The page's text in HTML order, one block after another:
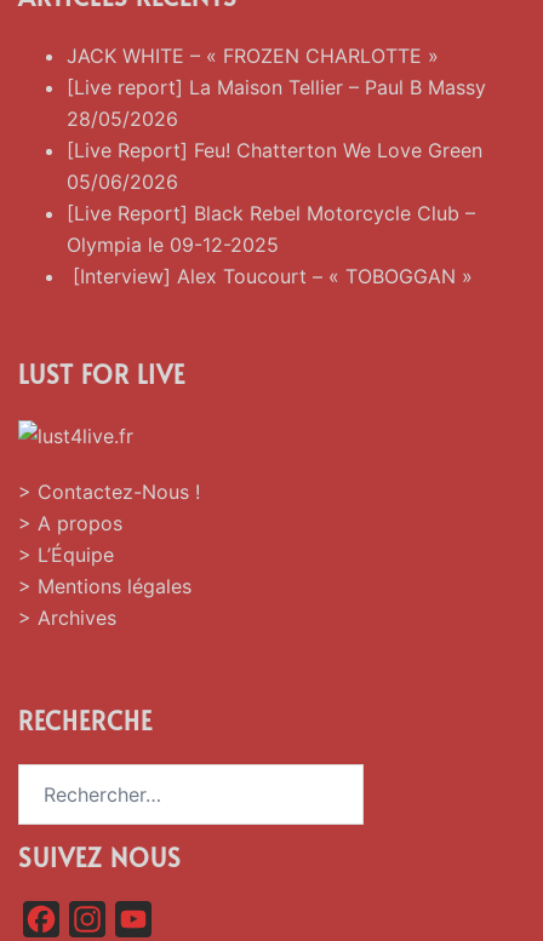
JACK WHITE – « FROZEN CHARLOTTE »
[Live report] La Maison Tellier – Paul B Massy
28/05/2026
[Live Report] Feu! Chatterton We Love Green
05/06/2026
[Live Report] Black Rebel Motorcycle Club –
Olympia le 09-12-2025
[Interview] Alex Toucourt – « TOBOGGAN »
LUST FOR LIVE
> Contactez-Nous !
> A propos
> L’Équipe
> Mentions légales
> Archives
RECHERCHE
SUIVEZ NOUS